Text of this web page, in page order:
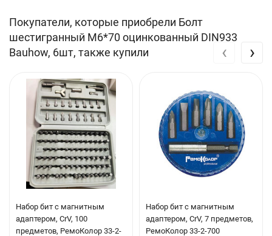
Покупатели, которые приобрели Болт
шестигранный М6*70 оцинкованный DIN933
Bauhow, 6шт, также купили
Набор бит с магнитным
адаптером, CrV, 100
предметов, РемоКолор 33-2-
Набор бит с магнитным
адаптером, CrV, 7 предметов,
РемоКолор 33-2-700
‹ ›